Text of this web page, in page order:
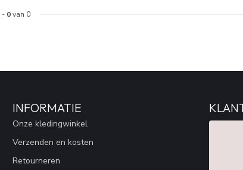
- 0van 0
INFORMATIE
Onze kledingwinkel
Verzenden en kosten
Retourneren